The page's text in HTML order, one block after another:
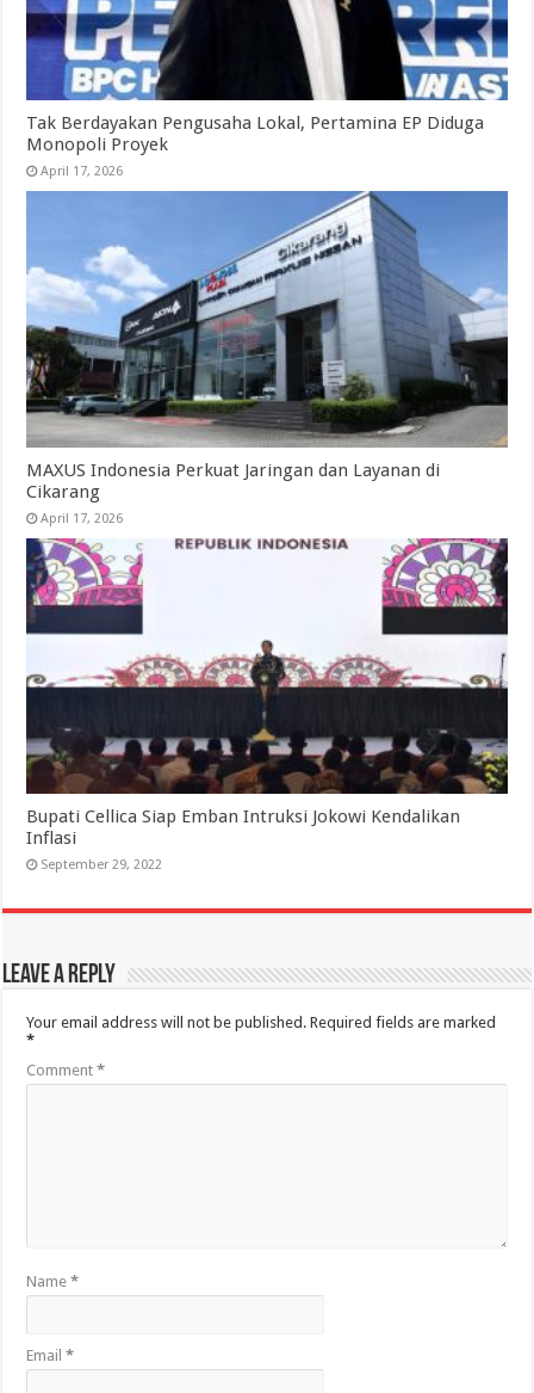
Tak Berdayakan Pengusaha Lokal, Pertamina EP Diduga
Monopoli Proyek
April 17, 2026
MAXUS Indonesia Perkuat Jaringan dan Layanan di
Cikarang
April 17, 2026
Bupati Cellica Siap Emban Intruksi Jokowi Kendalikan
Inflasi
September 29, 2022
Leave a Reply
Your email address will not be published. Required fields are marked
*
Comment*
Name*
Email*